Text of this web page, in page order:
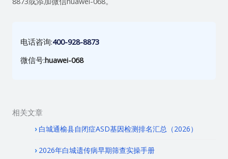
电话咨询:400-928-8873
微信号:huawei-068
相关文章
白城通榆县自闭症ASD基因检测排名汇总（2026）
2026年白城遗传病早期筛查实操手册